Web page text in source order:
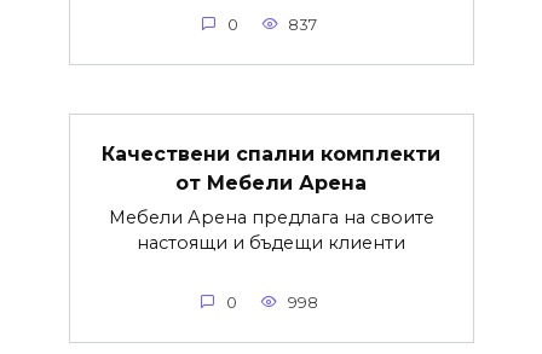
0 837
Качествени спални комплекти
от Мебели Арена
Мебели Арена предлага на своите
настоящи и бъдещи клиенти
0 998